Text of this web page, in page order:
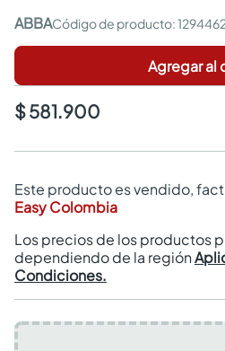
ABBA :
Agregar al
$ 581.900
Este producto es vendido,
Easy Colombia
Los precios de los productos
dependiendo de la región
Condiciones.